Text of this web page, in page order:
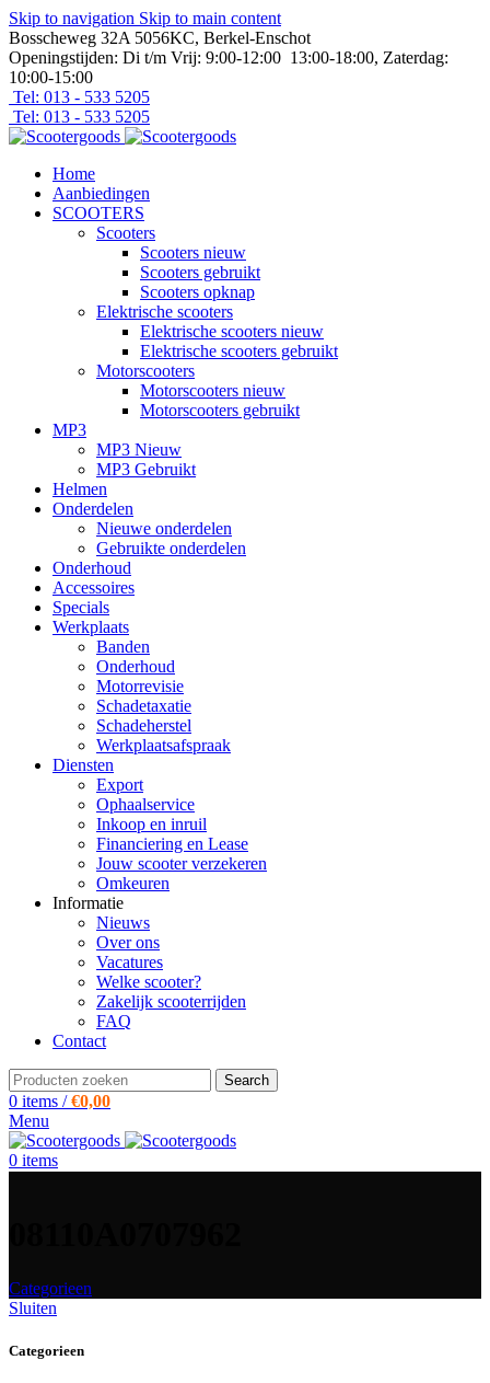
Skip to navigation Skip to main content
Bosscheweg 32A 5056KC, Berkel-Enschot
Openingstijden: Di t/m Vrij: 9:00-12:00 13:00-18:00, Zaterdag:
10:00-15:00
Tel: 013 - 533 5205
Tel: 013 - 533 5205
Home
Aanbiedingen
SCOOTERS
Scooters
Scooters nieuw
Scooters gebruikt
Scooters opknap
Elektrische scooters
Elektrische scooters nieuw
Elektrische scooters gebruikt
Motorscooters
Motorscooters nieuw
Motorscooters gebruikt
MP3
MP3 Nieuw
MP3 Gebruikt
Helmen
Onderdelen
Nieuwe onderdelen
Gebruikte onderdelen
Onderhoud
Accessoires
Specials
Werkplaats
Banden
Onderhoud
Motorrevisie
Schadetaxatie
Schadeherstel
Werkplaatsafspraak
Diensten
Export
Ophaalservice
Inkoop en inruil
Financiering en Lease
Jouw scooter verzekeren
Omkeuren
Informatie
Nieuws
Over ons
Vacatures
Welke scooter?
Zakelijk scooterrijden
FAQ
Contact
Search
0 items / €0,00
Menu
0 items
Categorieen
Sluiten
Categorieen